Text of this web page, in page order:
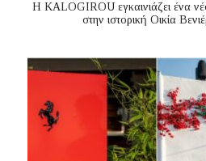
Η KALOGIROU εγκαινιάζει ένα
στην ιστορική Οικία